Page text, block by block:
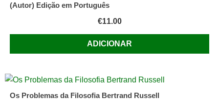
(Autor) Edição em Português
€11.00
ADICIONAR
Os Problemas da Filosofia Bertrand Russell